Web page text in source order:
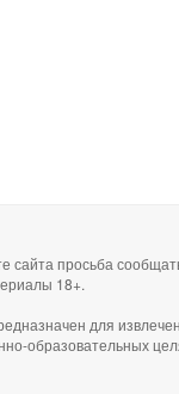
сайта просьба
18+.
для
образовательных